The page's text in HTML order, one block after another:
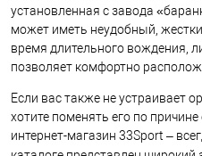
установленная с завода
может иметь неудобный,
время длительного вождения,
позволяет комфортно
Если вас также не устраивает
хотите поменять его по причине
интернет-магазин 33Sport –